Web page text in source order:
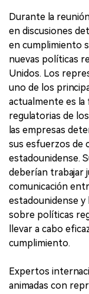
Durante la
en discusiones
en cumplimiento
nuevas políticas
Unidos. Los
uno de los
actualmente es la
regulatorias de
las empresas
sus esfuerzos de
estadounidense.
deberían trabajar
comunicación
estadounidense
sobre políticas
llevar a cabo
cumplimiento.
Expertos
animadas con